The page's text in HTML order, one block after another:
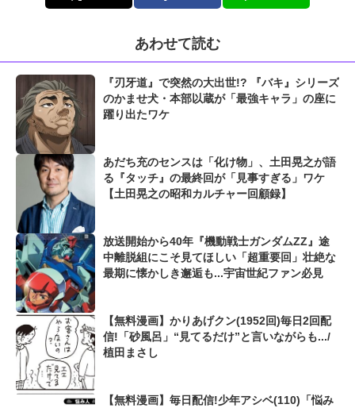
あわせて読む
『刃牙道』で突然の大出世!? 『バキ』シリーズ
のかませ犬・本部以蔵が「最強キャラ」の座に
躍り出たワケ
あだち充のセンスは「化け物」、土田晃之が語
る『タッチ』の最終回が「見事すぎる」ワケ
【土田晃之の昭和カルチャー回顧録】
放送開始から40年『機動戦士ガンダムZZ』途
中離脱組にこそ見てほしい「超重要回」壮絶な
最期に懐かしき邂逅も...宇宙世紀ファン必見
【無料漫画】かりあげクン(1952回)毎日2回配
信!「砂風呂」“見てるだけ”と言いながらも.../
植田まさし
【無料漫画】毎日配信!少年アシベ(110)「悩み